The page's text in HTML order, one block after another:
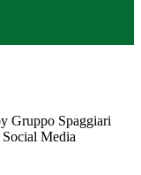
Gruppo Spaggiari
Media